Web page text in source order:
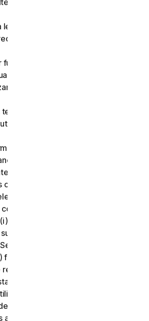
na natureza das
lei e refletir alterações na lei;
impostos por um organismo
adicionais;
erro;
os serviços ou termos em múltiplas
mais claros; e
motivo válido.
os Serviços, aplicarmos uma
aos Serviços que possa ser
prejudicial para si, ou introduzirmos
critérios de elegibilidade de modo
para os Serviços, receberá
catorze (14) dias de
oferecemos-lhe serviços
durante o período
sem quaisquer custos
fornecemos-lhe o direito de terminar
um reembolso proporcional
do seu Serviço. Para exercer
deve informar-nos da
de rescindir o contrato no prazo de
após a notificação da alteração e do